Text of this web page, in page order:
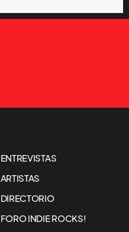
ENTREVISTAS
ARTISTAS
DIRECTORIO
FORO INDIE ROCKS!